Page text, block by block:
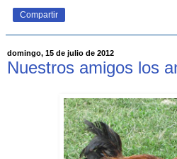
Compartir
domingo, 15 de julio de 2012
Nuestros amigos los